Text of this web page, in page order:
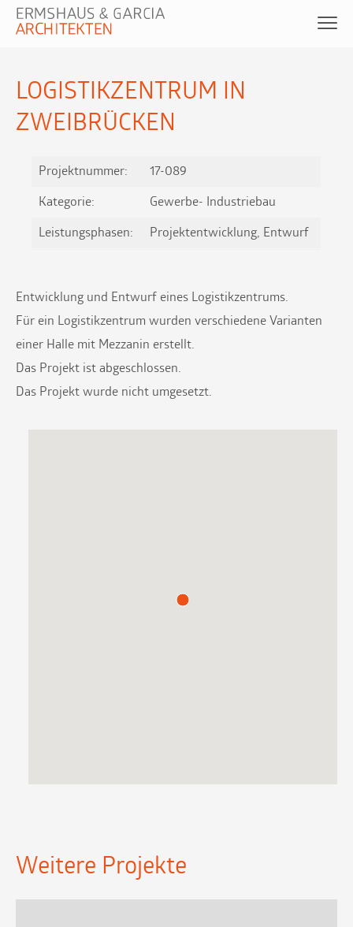
LOGISTIKZENTRUM IN
ZWEIBRÜCKEN
Projektnummer: 17-089
Kategorie: Gewerbe- Industriebau
Leistungsphasen: Projektentwicklung, Entwurf
Entwicklung und Entwurf eines Logistikzentrums.
Für ein Logistikzentrum wurden verschiedene Varianten
einer Halle mit Mezzanin erstellt.
Das Projekt ist abgeschlossen.
Das Projekt wurde nicht umgesetzt.
Weitere Projekte